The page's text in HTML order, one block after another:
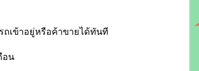
เข้าอยู่หรือค้าขายได้ทันที
อน